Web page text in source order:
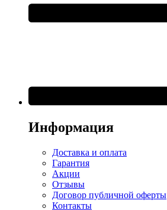
Информация
Доставка и оплата
Гарантия
Акции
Отзывы
Договор публичной оферты
Контакты